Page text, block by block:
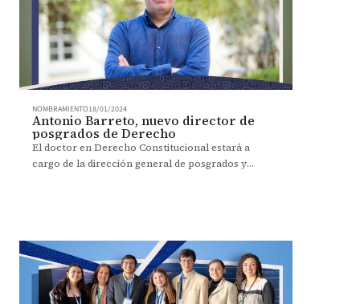
NOMBRAMIENTO18/01/2024
Antonio Barreto, nuevo director de
posgrados de Derecho
El doctor en Derecho Constitucional estará a
cargo de la dirección general de posgrados y